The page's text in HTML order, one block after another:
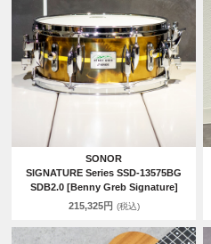
SONOR
SIGNATURE Series SSD-13575BG
SDB2.0 [Benny Greb Signature]
215,325円 (税込)